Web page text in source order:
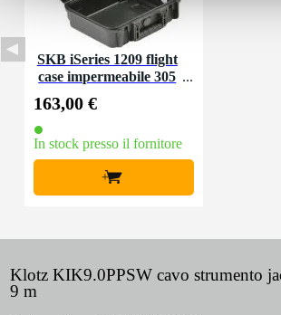
SKB iSeries 1209 flight
case impermeabile 305
163,00 €
In stock presso il fornitore
+
Klotz KIK9.0PPSW cavo strumento
9 m